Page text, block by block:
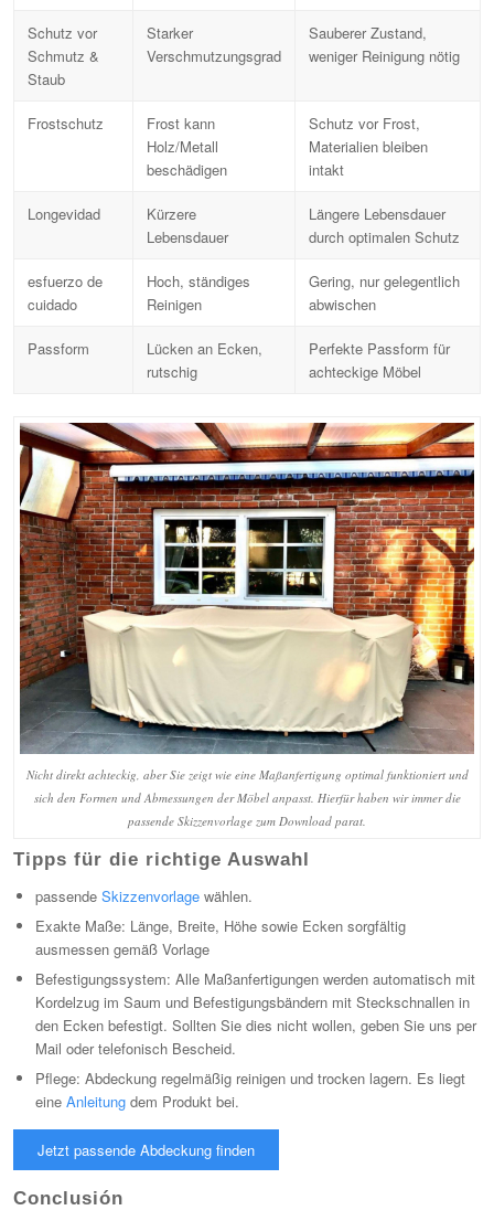
Schutz vor
Schmutz &
Staub
Starker
Verschmutzungsgrad
Sauberer Zustand,
weniger Reinigung nötig
Frostschutz
Frost kann
Holz/Metall
beschädigen
Schutz vor Frost,
Materialien bleiben
intakt
Longevidad
Kürzere
Lebensdauer
Längere Lebensdauer
durch optimalen Schutz
esfuerzo de
cuidado
Hoch, ständiges
Reinigen
Gering, nur gelegentlich
abwischen
Passform
Lücken an Ecken,
rutschig
Perfekte Passform für
achteckige Möbel
Nicht direkt achteckig, aber Sie zeigt wie eine Maßanfertigung optimal funktioniert und
sich den Formen und Abmessungen der Möbel anpasst. Hierfür haben wir immer die
passende Skizzenvorlage zum Download parat.
Tipps für die richtige Auswahl
passende Skizzenvorlage wählen.
Exakte Maße: Länge, Breite, Höhe sowie Ecken sorgfältig
ausmessen gemäß Vorlage
Befestigungssystem: Alle Maßanfertigungen werden automatisch mit
Kordelzug im Saum und Befestigungsbändern mit Steckschnallen in
den Ecken befestigt. Sollten Sie dies nicht wollen, geben Sie uns per
Mail oder telefonisch Bescheid.
Pflege: Abdeckung regelmäßig reinigen und trocken lagern. Es liegt
eine Anleitung dem Produkt bei.
Jetzt passende Abdeckung finden
Conclusión